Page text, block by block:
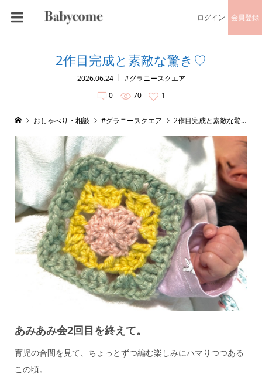
ログイン 会員登録
2作目完成と素敵な驚き♡
2026.06.24
#グラニースクエア
0
70 1
おしゃべり・相談 #グラニースクエア 2作目完成と素敵な驚き♡
あみあみ会2回目を終えて。
育児の合間を見て、ちょっとずつ編む楽しみにハマりつつある
この頃。